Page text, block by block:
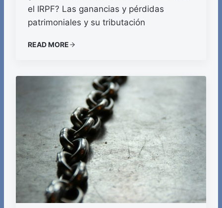
el IRPF? Las ganancias y pérdidas
patrimoniales y su tributación
READ MORE